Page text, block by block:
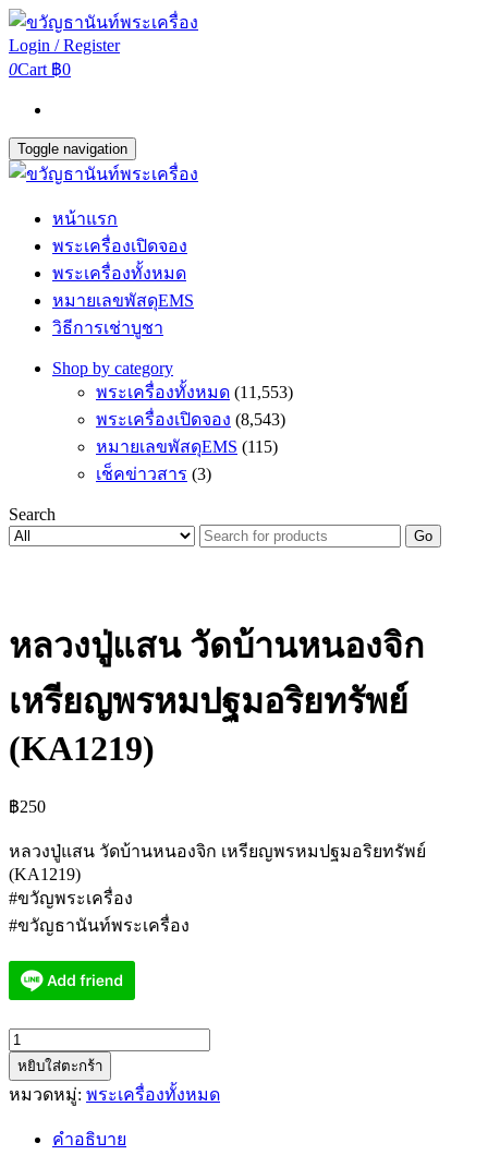
Login / Register
0Cart ฿0
Toggle navigation
หน้าแรก
พระเครื่องเปิดจอง
พระเครื่องทั้งหมด
หมายเลขพัสดุEMS
วิธีการเช่าบูชา
Shop by category
พระเครื่องทั้งหมด (11,553)
พระเครื่องเปิดจอง (8,543)
หมายเลขพัสดุEMS (115)
เช็คข่าวสาร (3)
Search
Go
หลวงปู่แสน วัดบ้านหนองจิก
เหรียญพรหมปฐมอริยทรัพย์
(KA1219)
฿250
หลวงปู่แสน วัดบ้านหนองจิก เหรียญพรหมปฐมอริยทรัพย์
(KA1219)
#ขวัญพระเครื่อง
#ขวัญธานันท์พระเครื่อง
จำนวน
หลวง
ปู่
หยิบใส่ตะกร้า
หมวดหมู่: พระเครื่องทั้งหมด
คำอธิบาย